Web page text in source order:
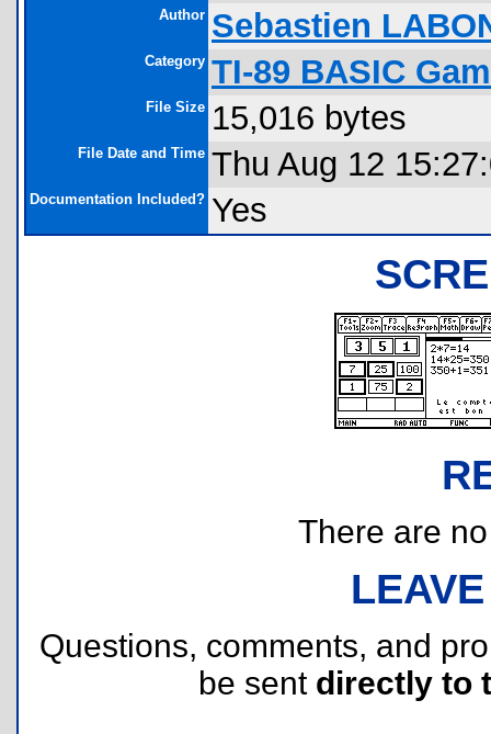
Author Sebastien
Category TI-89 BASIC
File Size 15,016 bytes
File Date and Time Thu Aug 12
Documentation Included? Yes
There are
Questions, comments, and
be sent directly to